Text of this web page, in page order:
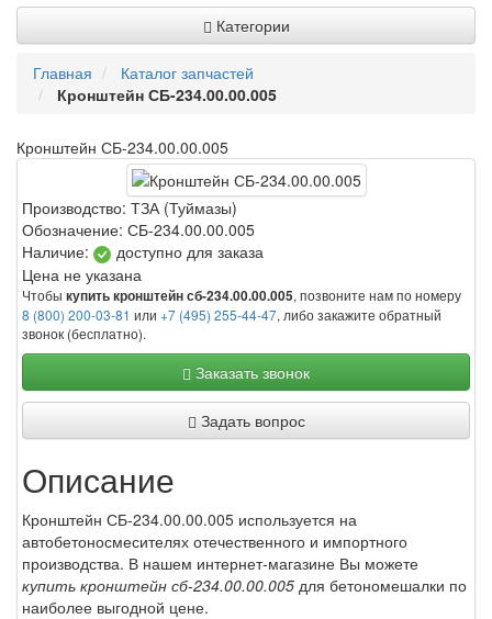
Категории
Главная
Каталог запчастей
Кронштейн СБ-234.00.00.005
Кронштейн СБ-234.00.00.005
Производство: ТЗА (Туймазы)
Обозначение: СБ-234.00.00.005
Наличие:
доступно для заказа
Цена не указана
Чтобы купить кронштейн сб-234.00.00.005, позвоните нам по номеру
8 (800) 200-03-81 или +7 (495) 255-44-47, либо закажите обратный
звонок (бесплатно).
Заказать звонок
Задать вопрос
Описание
Кронштейн СБ-234.00.00.005 используется на
автобетоносмесителях отечественного и импортного
производства. В нашем интернет-магазине Вы можете
купить кронштейн сб-234.00.00.005 для бетономешалки по
наиболее выгодной цене.